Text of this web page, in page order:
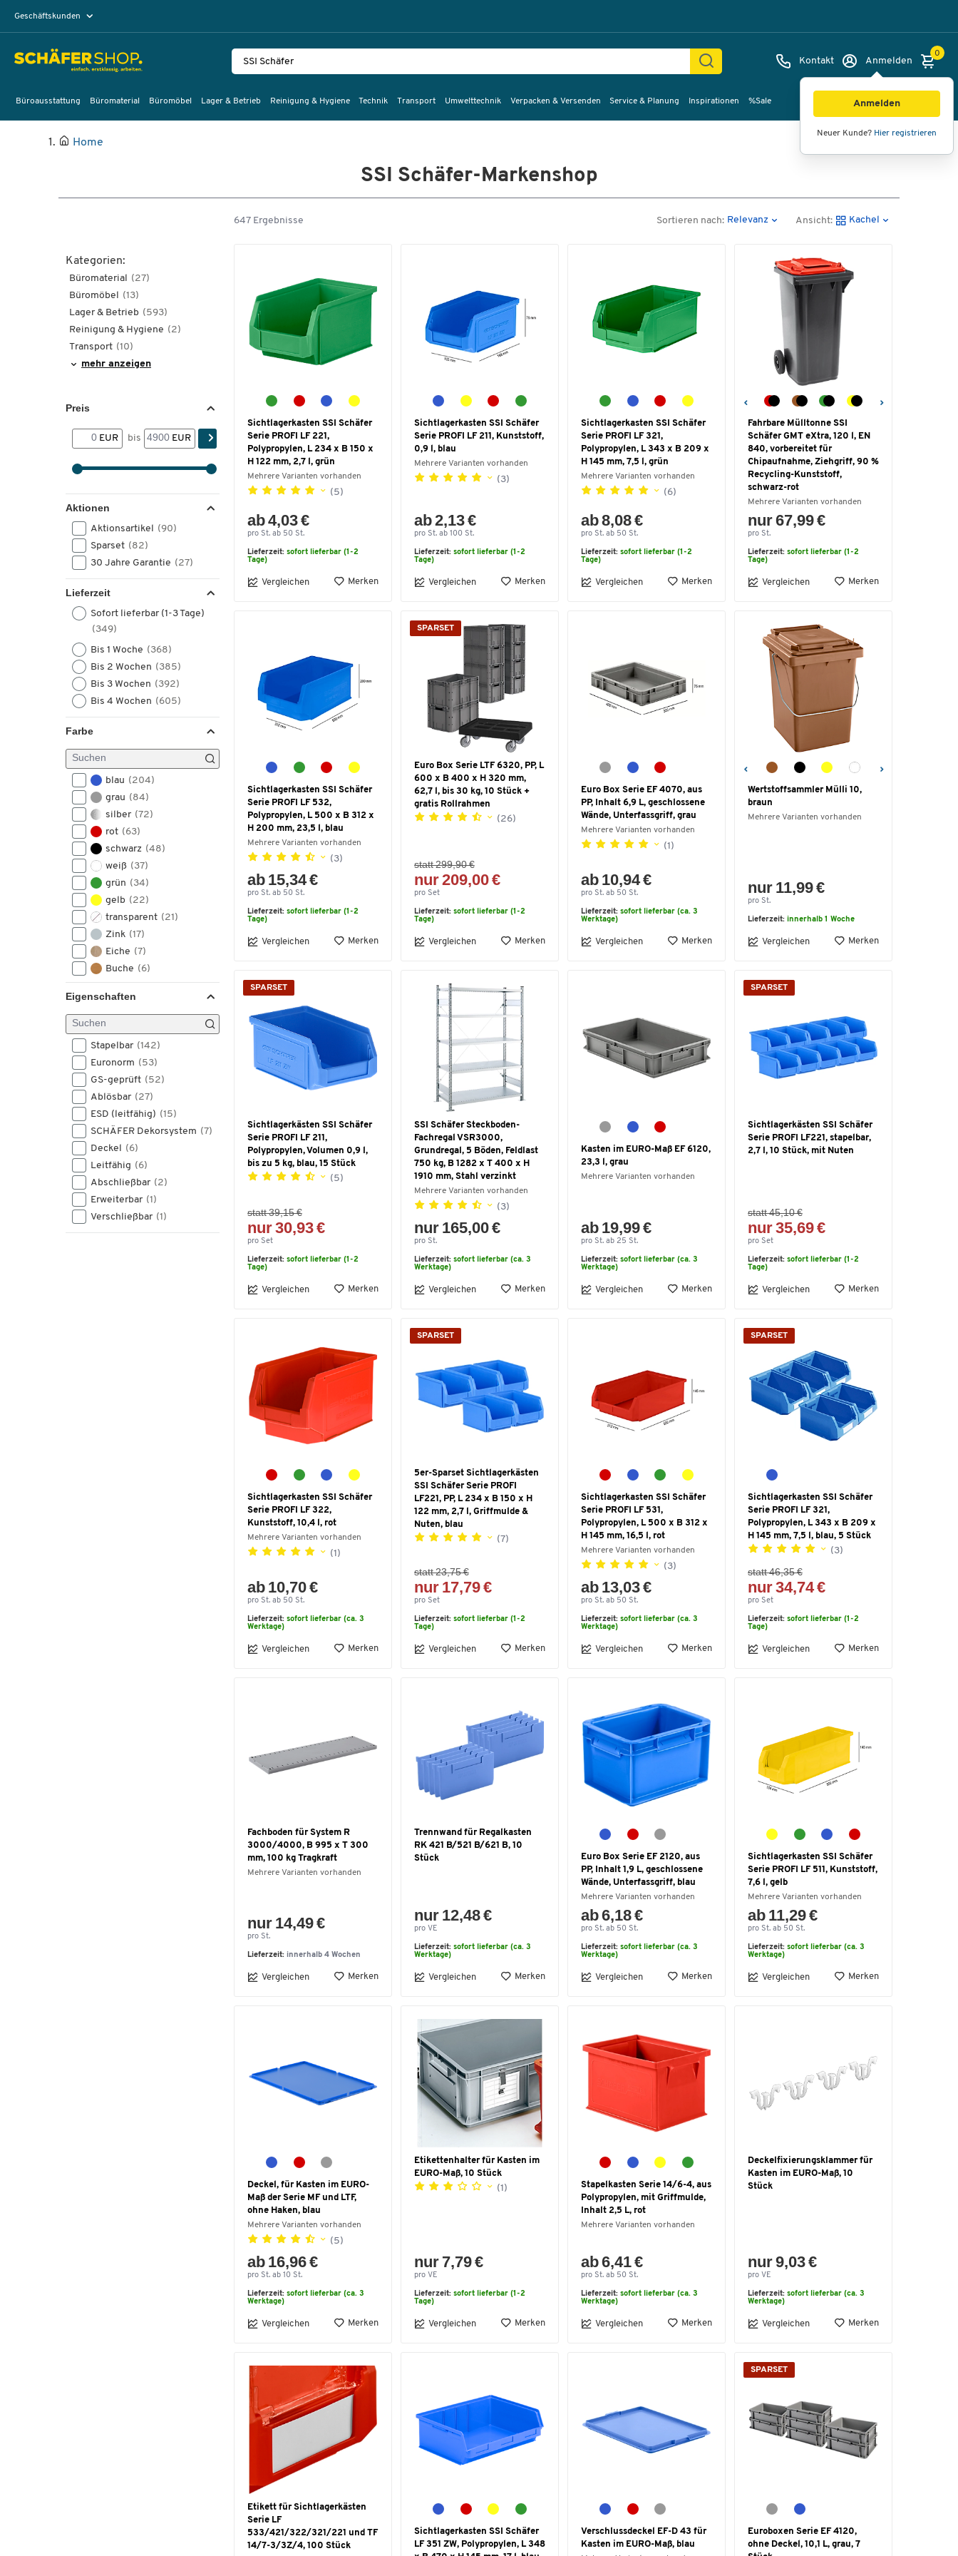
Geschäftskunden
Kontakt Anmelden
Anmelden
Neuer Kunde? Hier registrieren
0
Büroausstattung Büromaterial Büromöbel Lager & Betrieb Reinigung & Hygiene Technik Transport Umwelttechnik Verpacken & Versenden Service & Planung Inspirationen %Sale
Home
SSI Schäfer-Markenshop
Kategorien:
Büromaterial (27)
Büromöbel (13)
Lager & Betrieb (593)
Reinigung & Hygiene (2)
Transport (10)
mehr anzeigen
Preis
EUR bis EUR
Aktionen
Aktionsartikel (90)
Sparset (82)
30 Jahre Garantie (27)
Lieferzeit
Sofort lieferbar (1-3 Tage)
(349)
Bis 1 Woche (368)
Bis 2 Wochen (385)
Bis 3 Wochen (392)
Bis 4 Wochen (605)
Farbe
blau (204)
grau (84)
silber (72)
rot (63)
schwarz (48)
weiß (37)
grün (34)
gelb (22)
transparent (21)
Zink (17)
Eiche (7)
Buche (6)
Ahorn(5)
Holzoptik
Eigenschaften
Stapelbar (142)
Euronorm (53)
GS-geprüft (52)
Ablösbar (27)
ESD (leitfähig) (15)
SCHÄFER Dekorsystem (7)
Deckel (6)
Leitfähig (6)
Abschließbar (2)
Erweiterbar (1)
Verschließbar (1)
647 Ergebnisse Sortieren nach: Relevanz Ansicht: Kachel
Sichtlagerkasten SSI Schäfer
Serie PROFI LF 221,
Polypropylen, L 234 x B 150 x
H 122 mm, 2,7 l, grün
Mehrere Varianten vorhanden
(5)
ab 4,03 €
pro St. ab 50 St.
Lieferzeit: sofort lieferbar (1-2
Tage)
Vergleichen Merken
Sichtlagerkasten SSI Schäfer
Serie PROFI LF 211, Kunststoff,
0,9 l, blau
Mehrere Varianten vorhanden
(3)
ab 2,13 €
pro St. ab 100 St.
Lieferzeit: sofort lieferbar (1-2
Tage)
Vergleichen Merken
Sichtlagerkasten SSI Schäfer
Serie PROFI LF 321,
Polypropylen, L 343 x B 209 x
H 145 mm, 7,5 l, grün
Mehrere Varianten vorhanden
(6)
ab 8,08 €
pro St. ab 50 St.
Lieferzeit: sofort lieferbar (1-2
Tage)
Vergleichen Merken
Fahrbare Mülltonne SSI
Schäfer GMT eXtra, 120 l, EN
840, vorbereitet für
Chipaufnahme, Ziehgriff, 90 %
Recycling-Kunststoff,
schwarz-rot
Mehrere Varianten vorhanden
nur 67,99 €
pro St.
Lieferzeit: sofort lieferbar (1-2
Tage)
Vergleichen Merken
Sichtlagerkasten SSI Schäfer
Serie PROFI LF 532,
Polypropylen, L 500 x B 312 x
H 200 mm, 23,5 l, blau
Mehrere Varianten vorhanden
(3)
ab 15,34 €
pro St. ab 50 St.
Lieferzeit: sofort lieferbar (1-2
Tage)
Vergleichen Merken
SPARSET
Euro Box Serie LTF 6320, PP, L
600 x B 400 x H 320 mm,
62,7 l, bis 30 kg, 10 Stück +
gratis Rollrahmen
(26)
statt 299,90 €
nur 209,00 €
pro Set
Lieferzeit: sofort lieferbar (1-2
Tage)
Vergleichen Merken
Euro Box Serie EF 4070, aus
PP, Inhalt 6,9 L, geschlossene
Wände, Unterfassgriff, grau
Mehrere Varianten vorhanden
(1)
ab 10,94 €
pro St. ab 50 St.
Lieferzeit: sofort lieferbar (ca. 3
Werktage)
Vergleichen Merken
Wertstoffsammler Mülli 10,
braun
Mehrere Varianten vorhanden
nur 11,99 €
pro St.
Lieferzeit: innerhalb 1 Woche
Vergleichen Merken
SPARSET
Sichtlagerkästen SSI Schäfer
Serie PROFI LF 211,
Polypropylen, Volumen 0,9 l,
bis zu 5 kg, blau, 15 Stück
(5)
statt 39,15 €
nur 30,93 €
pro Set
Lieferzeit: sofort lieferbar (1-2
Tage)
Vergleichen Merken
SSI Schäfer Steckboden-
Fachregal VSR3000,
Grundregal, 5 Böden, Feldlast
750 kg, B 1282 x T 400 x H
1910 mm, Stahl verzinkt
Mehrere Varianten vorhanden
(3)
nur 165,00 €
pro St.
Lieferzeit: sofort lieferbar (ca. 3
Werktage)
Vergleichen Merken
Kasten im EURO-Maß EF 6120,
23,3 l, grau
Mehrere Varianten vorhanden
ab 19,99 €
pro St. ab 25 St.
Lieferzeit: sofort lieferbar (ca. 3
Werktage)
Vergleichen Merken
SPARSET
Sichtlagerkästen SSI Schäfer
Serie PROFI LF221, stapelbar,
2,7 l, 10 Stück, mit Nuten
statt 45,10 €
nur 35,69 €
pro Set
Lieferzeit: sofort lieferbar (1-2
Tage)
Vergleichen Merken
Sichtlagerkasten SSI Schäfer
Serie PROFI LF 322,
Kunststoff, 10,4 l, rot
Mehrere Varianten vorhanden
(1)
ab 10,70 €
pro St. ab 50 St.
Lieferzeit: sofort lieferbar (ca. 3
Werktage)
Vergleichen Merken
SPARSET
5er-Sparset Sichtlagerkästen
SSI Schäfer Serie PROFI
LF221, PP, L 234 x B 150 x H
122 mm, 2,7 l, Griffmulde &
Nuten, blau
(7)
statt 23,75 €
nur 17,79 €
pro Set
Lieferzeit: sofort lieferbar (1-2
Tage)
Vergleichen Merken
Sichtlagerkasten SSI Schäfer
Serie PROFI LF 531,
Polypropylen, L 500 x B 312 x
H 145 mm, 16,5 l, rot
Mehrere Varianten vorhanden
(3)
ab 13,03 €
pro St. ab 50 St.
Lieferzeit: sofort lieferbar (ca. 3
Werktage)
Vergleichen Merken
SPARSET
Sichtlagerkasten SSI Schäfer
Serie PROFI LF 321,
Polypropylen, L 343 x B 209 x
H 145 mm, 7,5 l, blau, 5 Stück
(3)
statt 46,35 €
nur 34,74 €
pro Set
Lieferzeit: sofort lieferbar (1-2
Tage)
Vergleichen Merken
Fachboden für System R
3000/4000, B 995 x T 300
mm, 100 kg Tragkraft
Mehrere Varianten vorhanden
nur 14,49 €
pro St.
Lieferzeit: innerhalb 4 Wochen
Vergleichen Merken
Trennwand für Regalkasten
RK 421 B/521 B/621 B, 10
Stück
nur 12,48 €
pro VE
Lieferzeit: sofort lieferbar (ca. 3
Werktage)
Vergleichen Merken
Euro Box Serie EF 2120, aus
PP, Inhalt 1,9 L, geschlossene
Wände, Unterfassgriff, blau
Mehrere Varianten vorhanden
ab 6,18 €
pro St. ab 50 St.
Lieferzeit: sofort lieferbar (ca. 3
Werktage)
Vergleichen Merken
Sichtlagerkasten SSI Schäfer
Serie PROFI LF 511, Kunststoff,
7,6 l, gelb
Mehrere Varianten vorhanden
ab 11,29 €
pro St. ab 50 St.
Lieferzeit: sofort lieferbar (ca. 3
Werktage)
Vergleichen Merken
Deckel, für Kasten im EURO-
Maß der Serie MF und LTF,
ohne Haken, blau
Mehrere Varianten vorhanden
(5)
ab 16,96 €
pro St. ab 10 St.
Lieferzeit: sofort lieferbar (ca. 3
Werktage)
Vergleichen Merken
Etikettenhalter für Kasten im
EURO-Maß, 10 Stück
(1)
nur 7,79 €
pro VE
Lieferzeit: sofort lieferbar (1-2
Tage)
Vergleichen Merken
Stapelkasten Serie 14/6-4, aus
Polypropylen, mit Griffmulde,
Inhalt 2,5 L, rot
Mehrere Varianten vorhanden
ab 6,41 €
pro St. ab 50 St.
Lieferzeit: sofort lieferbar (ca. 3
Werktage)
Vergleichen Merken
Deckelfixierungsklammer für
Kasten im EURO-Maß, 10
Stück
nur 9,03 €
pro VE
Lieferzeit: sofort lieferbar (ca. 3
Werktage)
Vergleichen Merken
Etikett für Sichtlagerkästen
Serie LF
533/421/322/321/221 und TF
14/7-3/3Z/4, 100 Stück
Sichtlagerkasten SSI Schäfer
LF 351 ZW, Polypropylen, L 348
Verschlussdeckel EF-D 43 für
Kasten im EURO-Maß, blau
SPARSET
Euroboxen Serie EF 4120,
ohne Deckel, 10,1 L, grau, 7